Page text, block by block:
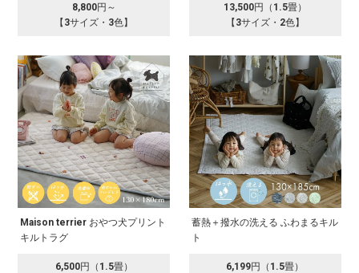
8,800円～
【3サイズ・3色】
13,500円（1.5畳）
【3サイズ・2色】
Maison terrier おやつ犬プリント
キルトラグ
6,500円（1.5畳）
蓄熱＋撥水の洗える ふわまるキル
ト
6,199円（1.5畳）